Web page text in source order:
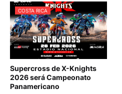
COSTA RICA
Supercross de X-Knights
2026 será Campeonato
Panamericano